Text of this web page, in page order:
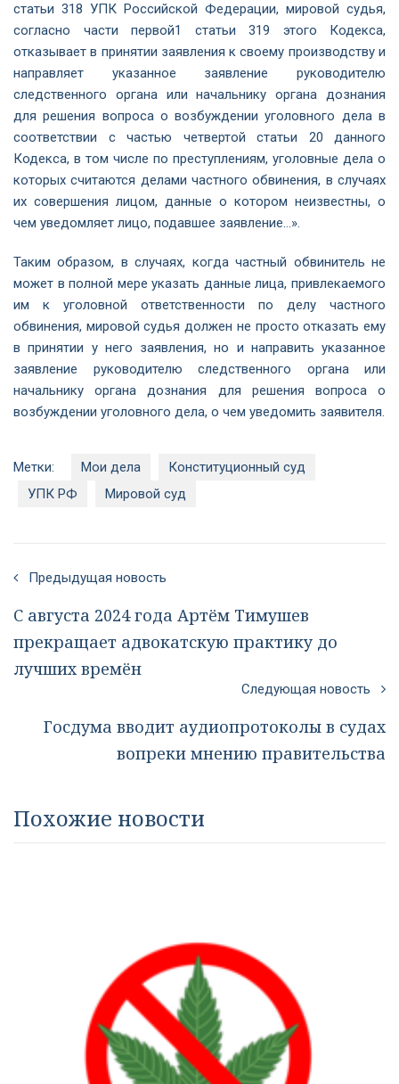
статьи 318 УПК Российской Федерации, мировой судья,
согласно части первой1 статьи 319 этого Кодекса,
отказывает в принятии заявления к своему производству и
направляет указанное заявление руководителю
следственного органа или начальнику органа дознания
для решения вопроса о возбуждении уголовного дела в
соответствии с частью четвертой статьи 20 данного
Кодекса, в том числе по преступлениям, уголовные дела о
которых считаются делами частного обвинения, в случаях
их совершения лицом, данные о котором неизвестны, о
чем уведомляет лицо, подавшее заявление…».
Таким образом, в случаях, когда частный обвинитель не
может в полной мере указать данные лица, привлекаемого
им к уголовной ответственности по делу частного
обвинения, мировой судья должен не просто отказать ему
в принятии у него заявления, но и направить указанное
заявление руководителю следственного органа или
начальнику органа дознания для решения вопроса о
возбуждении уголовного дела, о чем уведомить заявителя.
Метки: Мои дела
Конституционный суд
УПК РФ
Мировой суд
Предыдущая новость
С августа 2024 года Артём Тимушев
прекращает адвокатскую практику до
лучших времён
Следующая новость
Госдума вводит аудиопротоколы в судах
вопреки мнению правительства
Похожие новости